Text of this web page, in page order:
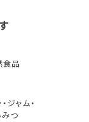
ま
食品
ジャム・
みつ